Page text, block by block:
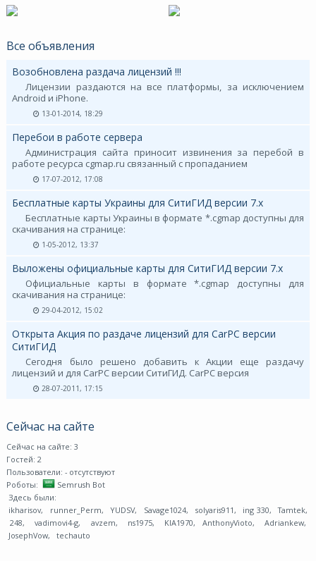
Все объявления
Возобновлена раздача лицензий !!!
Лицензии раздаются на все платформы, за исключением
Android и iPhone.
13-01-2014, 18:29
Перебои в работе сервера
Администрация сайта приносит извинения за перебой в
работе ресурса cgmap.ru связанный с пропаданием
17-07-2012, 17:08
Бесплатные карты Украины для СитиГИД версии 7.х
Бесплатные карты Украины в формате *.cgmap доступны для
скачивания на странице:
1-05-2012, 13:37
Выложены официальные карты для СитиГИД версии 7.х
Официальные карты в формате *.cgmap доступны для
скачивания на странице:
29-04-2012, 15:02
Открыта Акция по раздаче лицензий для CarPC версии
СитиГИД
Сегодня было решено добавить к Акции еще раздачу
лицензий и для CarPC версии СитиГИД. CarPC версия
28-07-2011, 17:15
Сейчас на сайте
Сейчас на сайте: 3
Гостей: 2
Пользователи: - отсутствуют
Роботы:
Semrush Bot
Здесь были:
ikharisov, runner_Perm, YUDSV, Savage1024, solyaris911, ing 330, Tamtek,
248, vadimovi4-g, avzem, ns1975, KIA1970, AnthonyVioto, Adriankew,
JosephVow, techauto